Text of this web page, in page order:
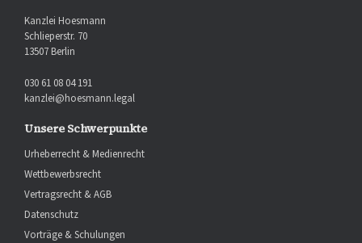
Kanzlei Hoesmann
Schlieperstr. 70
13507 Berlin
030 61 08 04 191
kanzlei@hoesmann.legal
Unsere Schwerpunkte
Urheberrecht & Medienrecht
Wettbewerbsrecht
Vertragsrecht & AGB
Datenschutz
Vorträge & Schulungen